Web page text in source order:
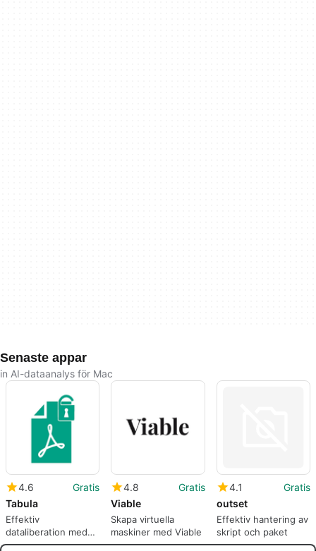
Senaste appar
in AI-dataanalys för Mac
4.6
Gratis
Tabula
Effektiv
dataliberation med
Tabula
4.8
Gratis
Viable
Skapa virtuella
maskiner med Viable
4.1
Gratis
outset
Effektiv hantering av
skript och paket